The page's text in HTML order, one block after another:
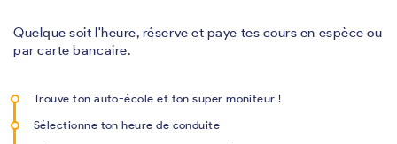
Quelque soit l'heure, réserve et paye tes cours en espèce ou
par carte bancaire.
Trouve ton auto-école et ton super moniteur !
Sélectionne ton heure de conduite